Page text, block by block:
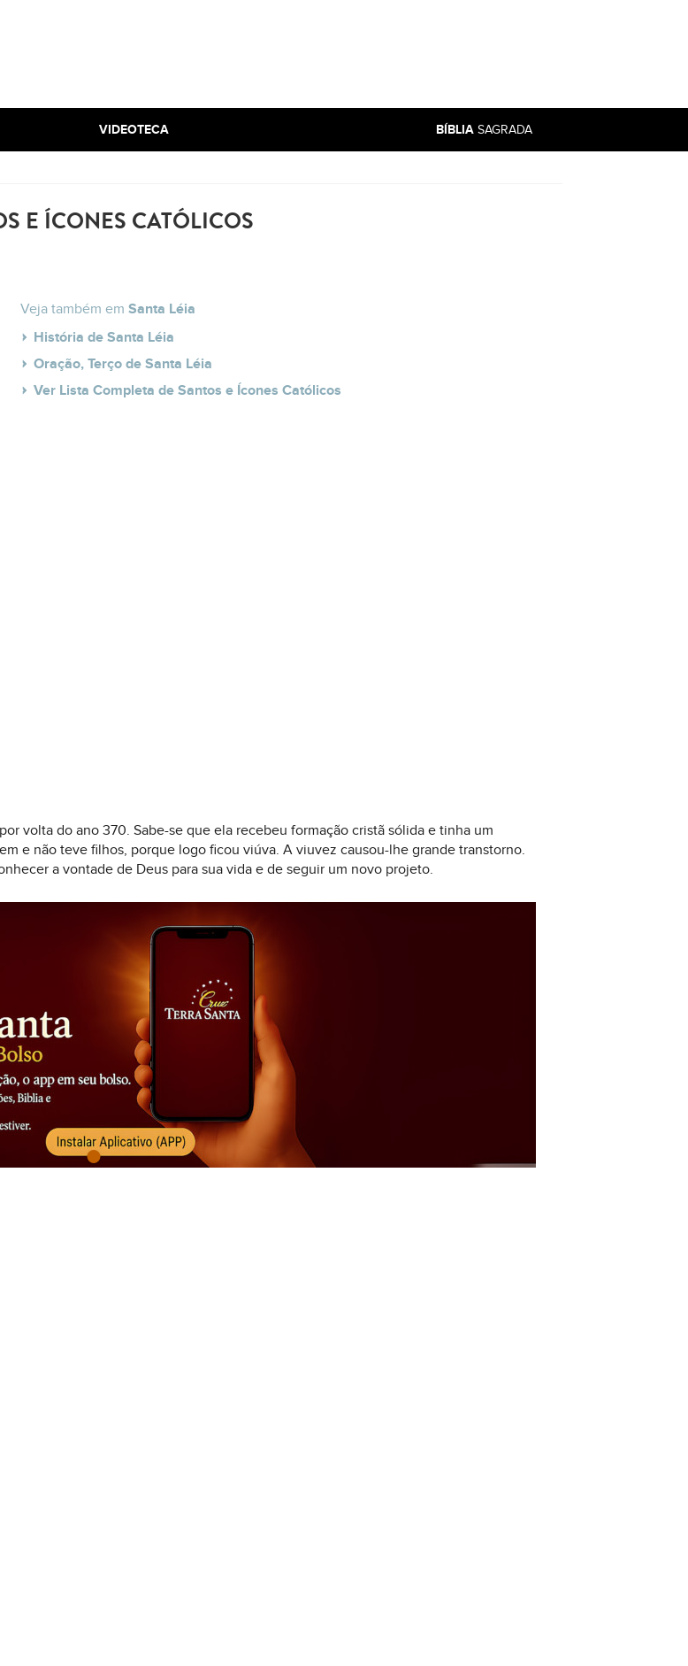
VIDEOTECA BÍBLIA SAGRADA
E ÍCONES CATÓLICOS
Veja também em Santa Léia
História de Santa Léia
Oração, Terço de Santa Léia
Ver Lista Completa de Santos e Ícones Católicos
volta do ano 370. Sabe-se que ela recebeu formação cristã sólida e tinha um
e não teve filhos, porque logo ficou viúva. A viuvez causou-lhe grande transtorno.
a vontade de Deus para sua vida e de seguir um novo projeto.